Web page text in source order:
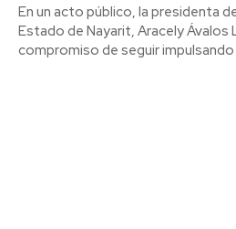
En un acto público, la presidenta
Estado de Nayarit, Aracely Ávalos
compromiso de seguir